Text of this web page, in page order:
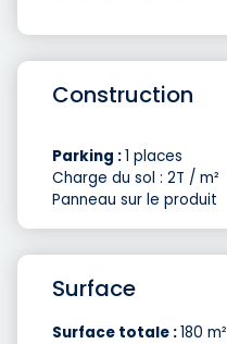
Construction
Parking :1 places
Charge du sol : 2T / m²
Panneau sur le produit
Surface
Surface totale :180 m²